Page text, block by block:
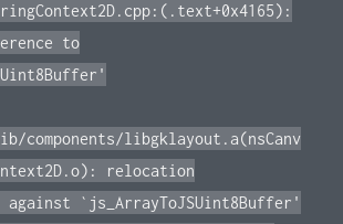
to
libgklayout.a(nsCanv
relocation
against `js_ArrayToJSUint8Buffer'